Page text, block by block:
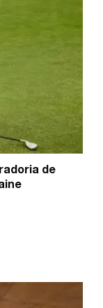
de